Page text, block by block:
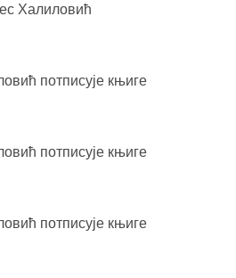
Халиловић
потписује књиге
потписује књиге
потписује књиге